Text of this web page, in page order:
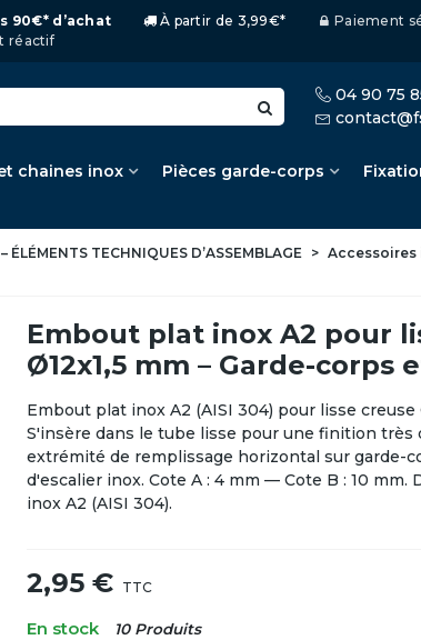
90€* d’achat À partir de 3,99€*
Paiement
réactif
04 90 75
chaines inox Pièces garde-corps
ÉLÉMENTS TECHNIQUES D’ASSEMBLAGE >
Embout plat inox A2 pour
Ø12x1,5 mm – Garde-corps
Embout plat inox A2 (AISI 304) pour lisse creuse
S'insère dans le tube lisse pour une finition très
extrémité de remplissage horizontal sur garde-
d'escalier inox. Cote A : 4 mm — Cote B : 10
inox A2 (AISI 304).
2,95 € TTC
En stock 10 Produits